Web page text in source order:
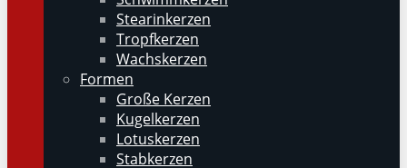
Stearinkerzen
Tropfkerzen
Wachskerzen
Formen
Große Kerzen
Kugelkerzen
Lotuskerzen
Stabkerzen